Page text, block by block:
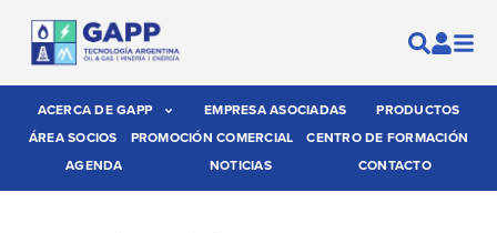
ACERCA DE GAPP EMPRESA ASOCIADAS
PRODUCTOS
ÁREA SOCIOS
PROMOCIÓN COMERCIAL
CENTRO DE FORMACIÓN
AGENDA
NOTICIAS CONTACTO